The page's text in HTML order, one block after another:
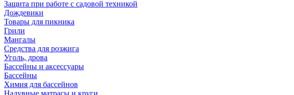
Защита при работе с садовой техникой
Дождевики
Товары для пикника
Грили
Мангалы
Средства для розжига
Уголь, дрова
Бассейны и аксессуары
Бассейны
Химия для бассейнов
Надувные матрасы и круги